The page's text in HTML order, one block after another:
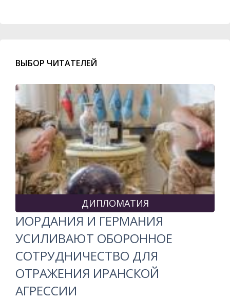
ВЫБОР ЧИТАТЕЛЕЙ
ДИПЛОМАТИЯ
ИОРДАНИЯ И ГЕРМАНИЯ
УСИЛИВАЮТ ОБОРОННОЕ
СОТРУДНИЧЕСТВО ДЛЯ
ОТРАЖЕНИЯ ИРАНСКОЙ
АГРЕССИИ